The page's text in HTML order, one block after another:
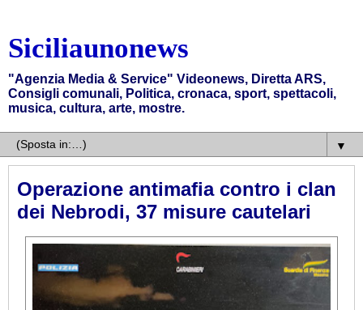
Siciliaunonews
"Agenzia Media & Service" Videonews, Diretta ARS,
Consigli comunali, Politica, cronaca, sport, spettacoli,
musica, cultura, arte, mostre.
▼
Operazione antimafia contro i clan
dei Nebrodi, 37 misure cautelari